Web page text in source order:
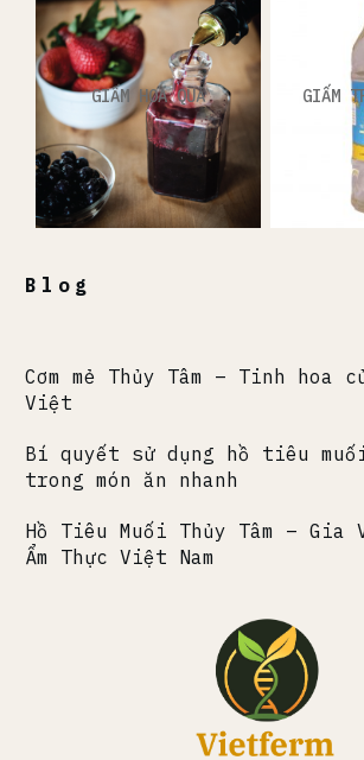
GIẤM HOA QUẢ GIẤM
Blog
Cơm mẻ Thủy Tâm – Tinh hoa
Việt
Bí quyết sử dụng hồ tiêu muối
trong món ăn nhanh
Hồ Tiêu Muối Thủy Tâm – Gia
Ẩm Thực Việt Nam